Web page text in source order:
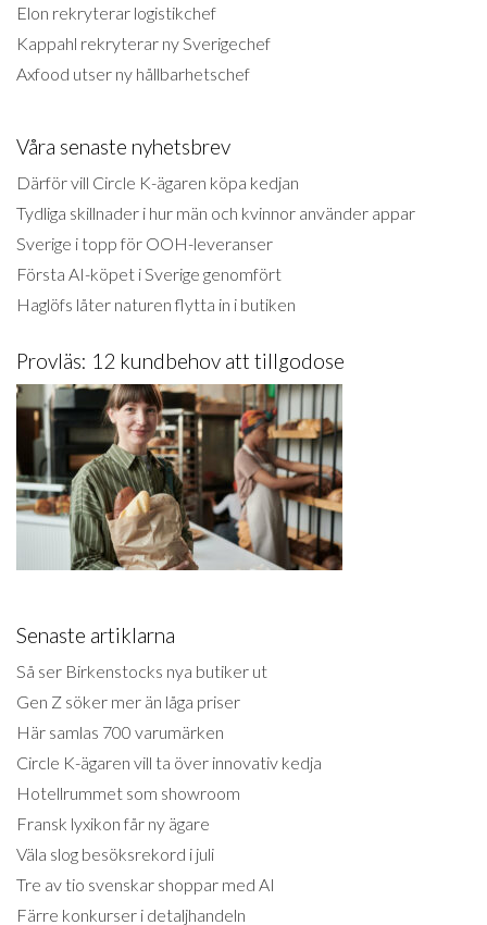
Elon rekryterar logistikchef
Kappahl rekryterar ny Sverigechef
Axfood utser ny hållbarhetschef
Våra senaste nyhetsbrev
Därför vill Circle K-ägaren köpa kedjan
Tydliga skillnader i hur män och kvinnor använder appar
Sverige i topp för OOH-leveranser
Första AI-köpet i Sverige genomfört
Haglöfs låter naturen flytta in i butiken
Provläs: 12 kundbehov att tillgodose
Senaste artiklarna
Så ser Birkenstocks nya butiker ut
Gen Z söker mer än låga priser
Här samlas 700 varumärken
Circle K-ägaren vill ta över innovativ kedja
Hotellrummet som showroom
Fransk lyxikon får ny ägare
Väla slog besöksrekord i juli
Tre av tio svenskar shoppar med AI
Färre konkurser i detaljhandeln